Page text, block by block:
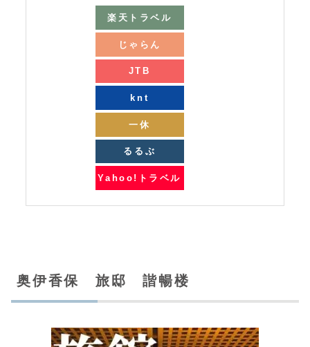
楽天トラベル
じゃらん
JTB
knt
一休
るるぶ
Yahoo!トラベル
奥伊香保 旅邸 諧暢楼